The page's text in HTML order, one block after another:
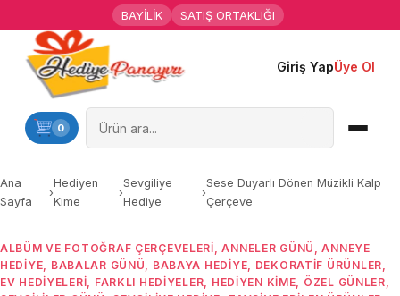
BAYİLİK SATIŞ ORTAKLIĞI
Giriş YapÜye Ol
0
Ana Sayfa
Kişiye Özel Hediyeler
Mesleklere Özel Hediyeler
Özel Günler
Ana
Sayfa
›
Hediyen
Kime
›
Sevgiliye
Hediye
›
Sese Duyarlı Dönen Müzikli Kalp
Çerçeve
ALBÜM VE FOTOĞRAF ÇERÇEVELERI,ANNELER GÜNÜ ,ANNEYE
HEDIYE, BABALAR GÜNÜ, BABAYA HEDIYE, DEKORATIF ÜRÜNLER,
EV HEDIYELERI, FARKLI HEDIYELER, HEDIYEN KIME, ÖZEL GÜNLER,